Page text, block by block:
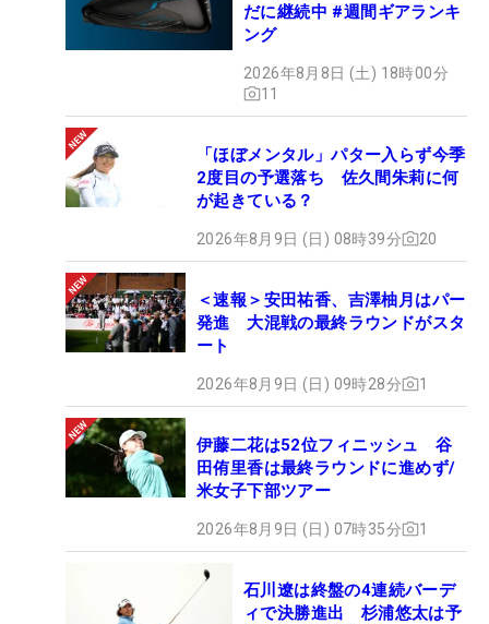
だに継続中 #週間ギアランキ
ング
2026年8月8日 (土) 18時00分
11
「ほぼメンタル」パター入らず今季
2度目の予選落ち 佐久間朱莉に何
が起きている？
2026年8月9日 (日) 08時39分 20
＜速報＞安田祐香、吉澤柚月はパー
発進 大混戦の最終ラウンドがスタ
ート
2026年8月9日 (日) 09時28分 1
伊藤二花は52位フィニッシュ 谷
田侑里香は最終ラウンドに進めず/
米女子下部ツアー
2026年8月9日 (日) 07時35分 1
石川遼は終盤の4連続バーデ
ィで決勝進出 杉浦悠太は予